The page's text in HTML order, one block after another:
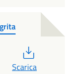
Scarica